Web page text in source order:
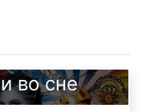
во сне